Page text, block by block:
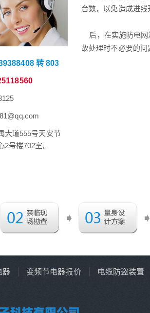
台数，以免造成进
后，在实施防电网
故处理时不必要的问
转 803
大道555号天安节
2号楼702室。
器 变频节电器报价 电缆防盗装置